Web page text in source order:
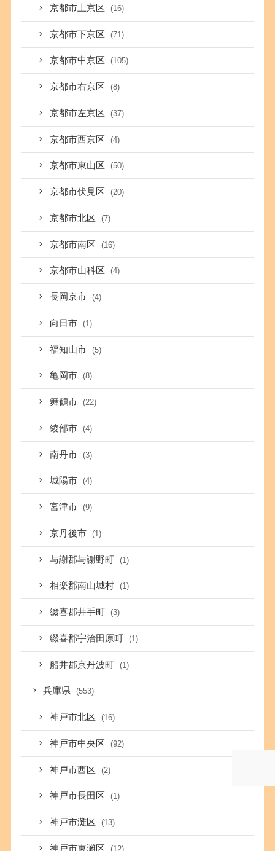
京都市上京区 (16)
京都市下京区 (71)
京都市中京区 (105)
京都市右京区 (8)
京都市左京区 (37)
京都市西京区 (4)
京都市東山区 (50)
京都市伏見区 (20)
京都市北区 (7)
京都市南区 (16)
京都市山科区 (4)
長岡京市 (4)
向日市 (1)
福知山市 (5)
亀岡市 (8)
舞鶴市 (22)
綾部市 (4)
南丹市 (3)
城陽市 (4)
宮津市 (9)
京丹後市 (1)
与謝郡与謝野町 (1)
相楽郡南山城村 (1)
綴喜郡井手町 (3)
綴喜郡宇治田原町 (1)
船井郡京丹波町 (1)
兵庫県 (553)
神戸市北区 (16)
神戸市中央区 (92)
神戸市西区 (2)
神戸市長田区 (1)
神戸市灘区 (13)
神戸市東灘区 (12)